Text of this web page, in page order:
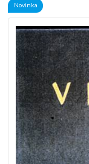
Novinka